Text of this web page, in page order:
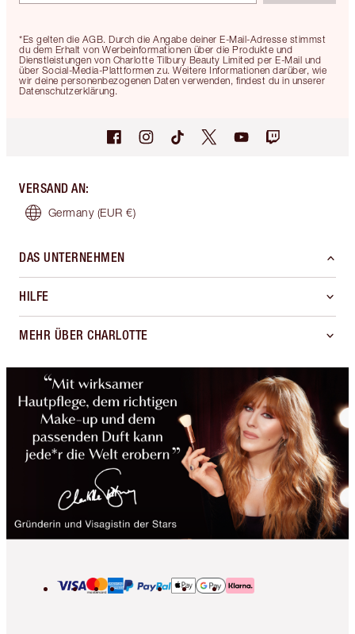
*Es gelten die AGB. Durch die Angabe deiner E-Mail-Adresse stimmst
du dem Erhalt von Werbeinformationen über die Produkte und
Dienstleistungen von Charlotte Tilbury Beauty Limited per E-Mail und
über Social-Media-Plattformen zu. Weitere Informationen darüber, wie
wir deine personenbezogenen Daten verwenden, findest du in unserer
Datenschutzerklärung.
VERSAND AN:
Germany (EUR €)
DAS UNTERNEHMEN
HILFE
MEHR ÜBER CHARLOTTE